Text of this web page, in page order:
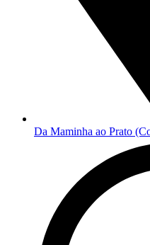
Da Maminha ao Prato